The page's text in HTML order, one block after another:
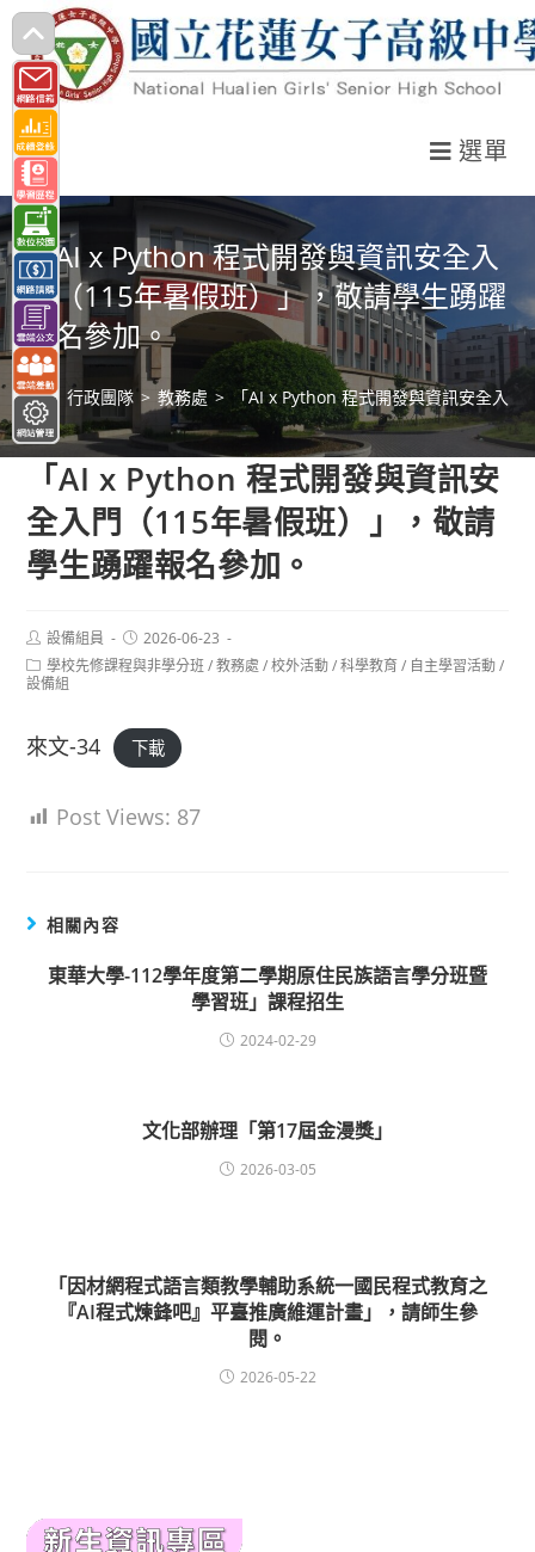
跳
轉
至
主
要
內
容
選單
「AI x Python 程式開發與資訊安全入
門（115年暑假班）」，敬請學生踴躍
報名參加。
> 行政團隊 > 教務處 > 「AI x Python 程式開發與資訊安全入
「AI x Python 程式開發與資訊安
全入門（115年暑假班）」，敬請
學生踴躍報名參加。
Post
author:
設備組員
Post
published:
2026-06-23
Post
category:
學校先修課程與非學分班 / 教務處 / 校外活動 / 科學教育 / 自主學習活動 /
設備組
來文-34 下載
Post Views: 87
相關內容
東華大學-112學年度第二學期原住民族語言學分班暨
學習班」課程招生
2024-02-29
文化部辦理「第17屆金漫獎」
2026-03-05
「因材網程式語言類教學輔助系統一國民程式教育之
『AI程式煉鋒吧』平臺推廣維運計畫」，請師生參
閱。
2026-05-22